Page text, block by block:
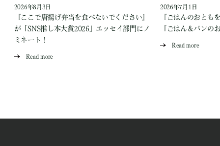
2026年8月3日
『ここで唐揚げ弁当を食べないでください』
が「SNS推し本大賞2026」エッセイ部門にノ
ミネート！
Read more
2026年7月1日
『ごはんのおとも
「ごはん＆パンの
Read more